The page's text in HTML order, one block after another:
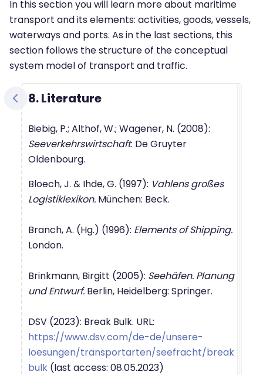
In this section you will learn more about maritime
transport and its elements: activities, goods, vessels,
waterways and ports. As in the last sections, this
section follows the structure of the conceptual
system model of transport and traffic.
8. Literature
Biebig, P.; Althof, W.; Wagener, N. (2008):
Seeverkehrswirtschaft: De Gruyter
Oldenbourg.
Bloech, J. & Ihde, G. (1997): Vahlens großes
Logistiklexikon. München: Beck.
Branch, A. (Hg.) (1996): Elements of Shipping.
London.
Brinkmann, Birgitt (2005): Seehäfen. Planung
und Entwurf. Berlin, Heidelberg: Springer.
DSV (2023): Break Bulk. URL:
https://www.dsv.com/de-de/unsere-
loesungen/transportarten/seefracht/break
bulk (last access: 08.05.2023)